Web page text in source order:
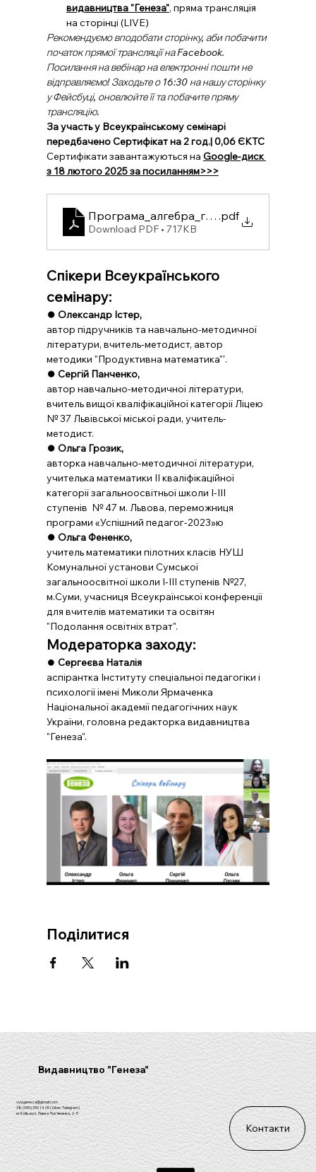
видавництва "Генеза", пряма трансляція
на сторінці (LIVE)
Рекомендуємо вподобати сторінку, аби побачити
початок прямої трансляції на Facebook.
Посилання на вебінар на електронні пошти не
відправляємо! Заходьте о 16:30 на нашу сторінку
у Фейсбуці, оновлюйте її та побачите пряму
трансляцію.
За участь у Всеукраїнському семінарі
передбачено Сертифікат на 2 год.| 0,06 ЄКТС
Сертифікати завантажуються на Google-диск
з 18 лютого 2025 за посиланням>>>
.pdf
Download PDF • 717KB
Спікери Всеукраїнського
семінару:
⏺️ Олександр Істер,
автор підручників та навчально-методичної
літератури, вчитель-методист, автор
методики "Продуктивна математика"ʼ.
⏺️ Сергій Панченко,
автор навчально-методичної літератури,
вчитель вищої кваліфікаційної категорії Ліцею
№ 37 Львівської міської ради, учитель-
методист.
⏺️ Ольга Грозик,
авторка навчально-методичної літератури,
учителька математики II кваліфікаційної
категорії загальноосвітньої школи І-ІІІ
ступенів  № 47 м. Львова, переможниця
програми «Успішний педагог-2023»ю
⏺️ Ольга Фененко,
учитель математики пілотних класів НУШ
Комунальної установи Сумської
загальноосвітної школи І-ІІІ ступенів №27,
м.Суми, учасниця Всеукраїнської конференції
для вчителів математики та освітян
"Подолання освітніх втрат".
Модераторка заходу:
⏺️ Сергеєва Наталія
аспірантка Інституту спеціальної педагогіки і
психології імені Миколи Ярмаченка
Національної академії педагогічних наук
України, головна редакторка видавництва
"Генеза".
Поділитися
Видавництво "Генеза"
Контакти
vyd.geneza@gmail.com
38 (050) 330 14 05 (Viber, Telegram)
м. Київ, вул. Левка Лук'яненка, 2-Л